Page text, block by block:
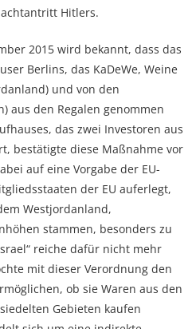
Hitlers.
2015 wird bekannt, dass das
Berlins, das KaDeWe, Weine
und von den
aus den Regalen genommen
das zwei Investoren aus
bestätigte diese Maßnahme vor
auf eine Vorgabe der EU-
der EU auferlegt,
Westjordanland,
stammen, besonders zu
reiche dafür nicht mehr
mit dieser Verordnung den
ob sie Waren aus den
Gebieten kaufen